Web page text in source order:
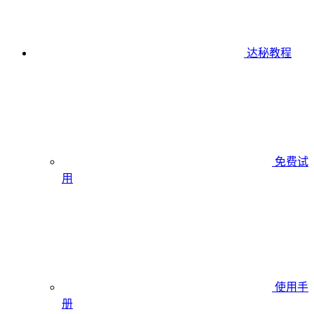
达秘教程
免费试
用
使用手
册